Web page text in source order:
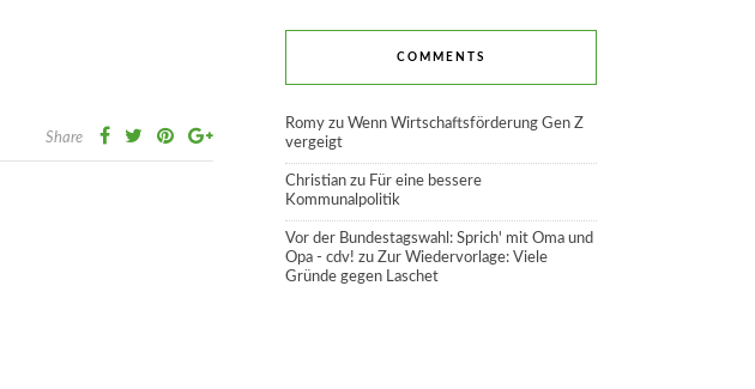
Share
COMMENTS
Romy zu Wenn Wirtschaftsförderung Gen Z
vergeigt
Christian zu Für eine bessere
Kommunalpolitik
Vor der Bundestagswahl: Sprich' mit Oma und
Opa - cdv! zu Zur Wiedervorlage: Viele
Gründe gegen Laschet